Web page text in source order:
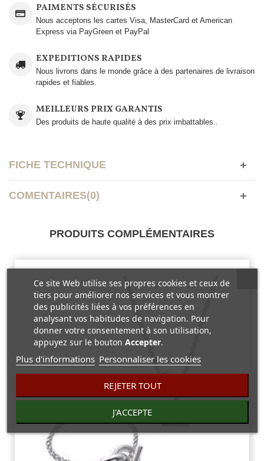
PAIMENTS SÉCURISÉS
Nous acceptons les cartes Visa, MasterCard et American
Express via PayGreen et PayPal
EXPEDITIONS RAPIDES
Nous livrons dans le monde grâce à des partenaires de livraison
rapides et fiables.
MEILLEURS PRIX GARANTIS
Des produits de haute qualité à des prix imbattables..
FICHE TECHNIQUE
COMENTAIRES(0)
PRODUITS COMPLÉMENTAIRES
Ce site Web utilise ses propres cookies et ceux de
tiers pour améliorer nos services et vous montrer
des publicités liées à vos préférences en
analysant vos habitudes de navigation. Pour
donner votre consentement à son utilisation,
appuyez sur le bouton Accepter.
Plus d'informations Personnaliser les cookies
REJETER TOUT
J'ACCEPTE